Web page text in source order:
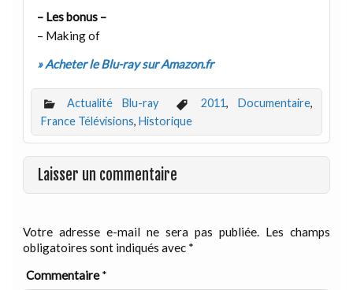
– Les bonus –
– Making of
» Acheter le Blu-ray sur Amazon.fr
Actualité Blu-ray 2011, Documentaire,
France Télévisions, Historique
Laisser un commentaire
Votre adresse e-mail ne sera pas publiée. Les champs
obligatoires sont indiqués avec *
Commentaire*